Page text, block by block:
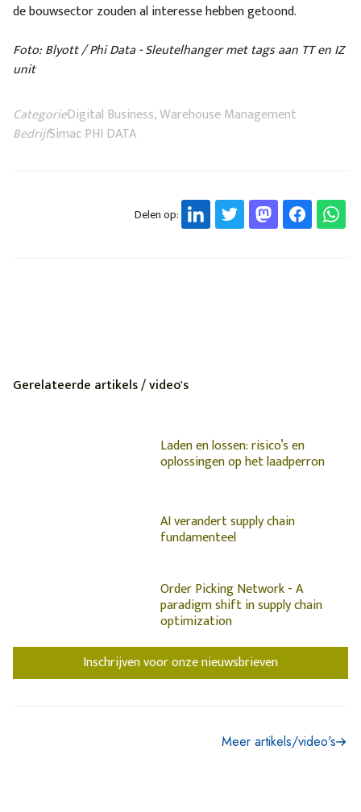
de bouwsector zouden al interesse hebben getoond.
Foto: Blyott / Phi Data - Sleutelhanger met tags aan TT en IZ
unit
CategorieDigital Business, Warehouse Management
BedrijfSimac PHI DATA
Delen op:
Gerelateerde artikels / video's
Laden en lossen: risico’s en
oplossingen op het laadperron
AI verandert supply chain
fundamenteel
Order Picking Network - A
paradigm shift in supply chain
optimization
Inschrijven voor onze nieuwsbrieven
Meer artikels/video's